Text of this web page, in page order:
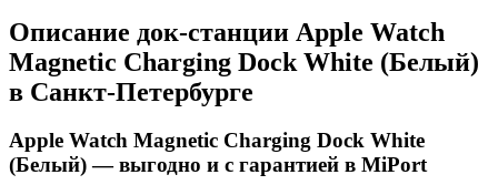
Описание док-станции Apple Watch
Magnetic Charging Dock White (Белый)
в Санкт-Петербурге
Apple Watch Magnetic Charging Dock White
(Белый) — выгодно и с гарантией в MiPort